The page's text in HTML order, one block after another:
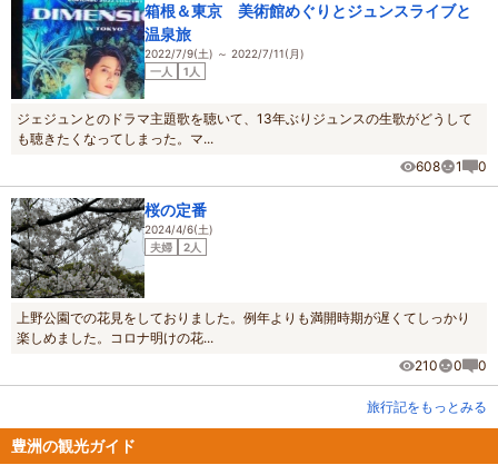
箱根＆東京 美術館めぐりとジュンスライブと
温泉旅
2022/7/9(土) ～ 2022/7/11(月)
一人
1人
ジェジュンとのドラマ主題歌を聴いて、13年ぶりジュンスの生歌がどうして
も聴きたくなってしまった。マ...
608
1 0
桜の定番
2024/4/6(土)
夫婦
2人
上野公園での花見をしておりました。例年よりも満開時期が遅くてしっかり
楽しめました。コロナ明けの花...
210
0 0
旅行記をもっとみる
豊洲の観光ガイド